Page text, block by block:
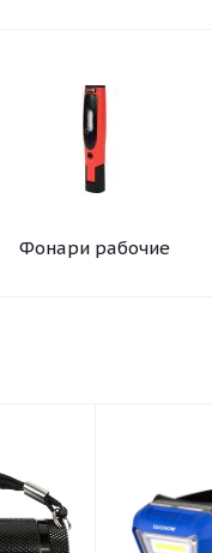
Фонари рабочие